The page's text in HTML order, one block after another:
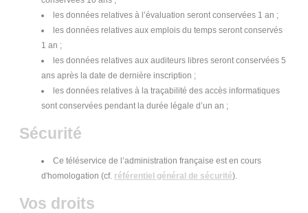
les données relatives à l’évaluation seront conservées 1 an ;
les données relatives aux emplois du temps seront conservés
1 an ;
les données relatives aux auditeurs libres seront conservées 5
ans après la date de dernière inscription ;
les données relatives à la traçabilité des accès informatiques
sont conservées pendant la durée légale d’un an ;
Sécurité
Ce téléservice de l’administration française est en cours
d'homologation (cf. référentiel général de sécurité).
Vos droits